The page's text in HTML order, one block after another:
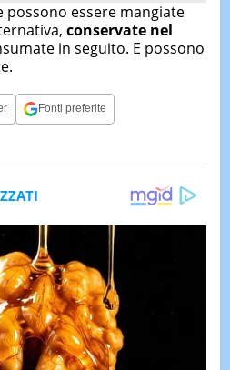
possono essere mangiate
conservate nel
in seguito. E possono
Fonti preferite